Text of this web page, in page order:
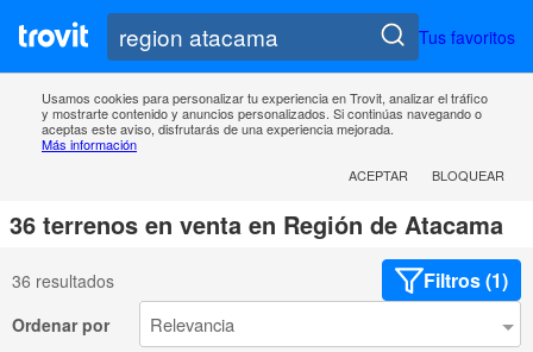
Tus favoritos
Usamos cookies para personalizar tu experiencia en Trovit, analizar el tráfico
y mostrarte contenido y anuncios personalizados. Si continúas navegando o
aceptas este aviso, disfrutarás de una experiencia mejorada.
Más información
ACEPTAR
BLOQUEAR
36 terrenos en venta en Región de Atacama
36 resultados Filtros (1)
Ordenar por